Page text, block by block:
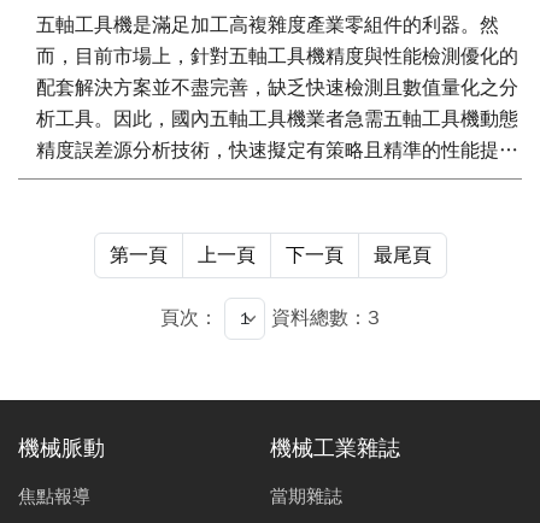
並應用設備監管可視化技術進行TCP (Tool Center Point)
軌跡數值統計分析，有效掌握設備伺服動態歷程，有助於
問題分析或是歷程追溯，補足國內五軸工具機穩定性分析
的缺口，加速推升國內五軸工具機技術與提高產業價值。
五軸工具機是滿足加工高複雜度產業零組件的利器。然
而，目前市場上，針對五軸工具機精度與性能檢測優化的
配套解決方案並不盡完善，缺乏快速檢測且數值量化之分
析工具。因此，國內五軸工具機業者急需五軸工具機動態
精度誤差源分析技術，快速擬定有策略且精準的性能提升
方案。本文開發五軸工具機之動態軌跡精度誤差源分析技
可視化圖譜模組功能，支援有策略的性能提升方案擬定，
滿足五軸機急迫需要對應的軌跡切削精度量測與性能評估
測試需求，加速推升國內五軸工具機技術與提高產業價
第一頁 上一頁 下一頁 最尾頁
頁次： 資料總數：3
機械脈動
焦點報導
機械工業雜誌
當期雜誌